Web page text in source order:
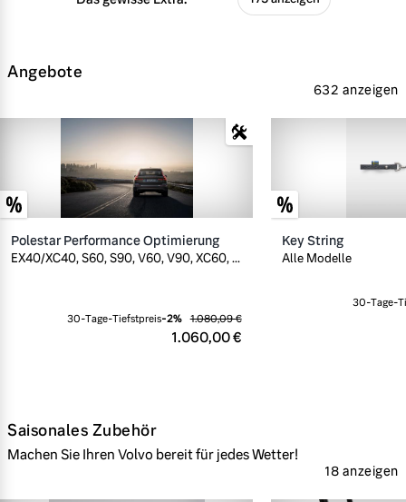
Angebote
632 anzeigen
Polestar Performance Optimierung
EX40/XC40, S60, S90, V60, V90, XC60, ...
1.060,00 €
30-Tage-Tiefstpreis-2% 1.080,09 €
Key String
Alle Modelle
30-Tage-
Saisonales Zubehör
Machen Sie Ihren Volvo bereit für jedes Wetter!
18 anzeigen